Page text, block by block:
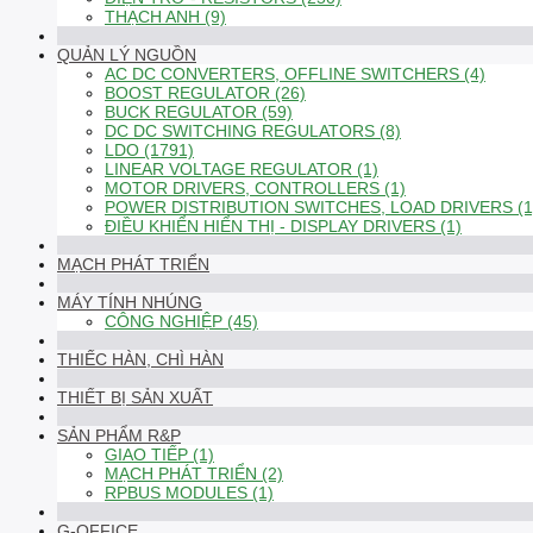
THẠCH ANH (9)
QUẢN LÝ NGUỒN
AC DC CONVERTERS, OFFLINE SWITCHERS (4)
BOOST REGULATOR (26)
BUCK REGULATOR (59)
DC DC SWITCHING REGULATORS (8)
LDO (1791)
LINEAR VOLTAGE REGULATOR (1)
MOTOR DRIVERS, CONTROLLERS (1)
POWER DISTRIBUTION SWITCHES, LOAD DRIVERS
ĐIỀU KHIỂN HIỂN THỊ - DISPLAY DRIVERS (1)
MẠCH PHÁT TRIỂN
MÁY TÍNH NHÚNG
CÔNG NGHIỆP (45)
THIẾC HÀN, CHÌ HÀN
THIẾT BỊ SẢN XUẤT
SẢN PHẨM R&P
GIAO TIẾP (1)
MẠCH PHÁT TRIỂN (2)
RPBUS MODULES (1)